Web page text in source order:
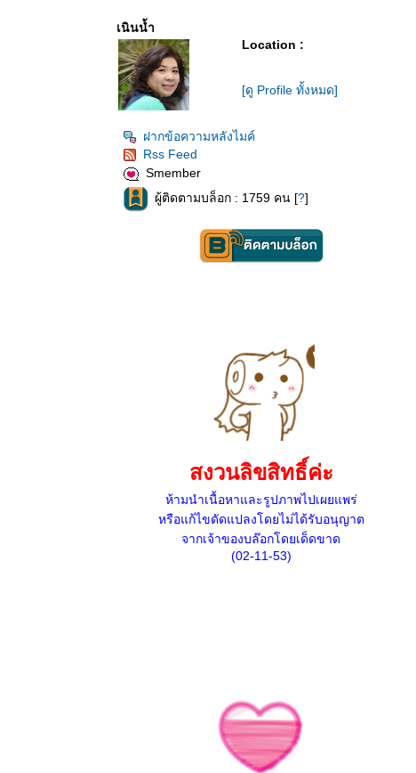
เนินน้ำ
Location :
[ดู Profile ทั้งหมด]
ฝากข้อความหลังไมค์
Rss Feed
Smember
ผู้ติดตามบล็อก : 1759 คน [?]
สงวนลิขสิทธิ์ค่ะ
ห้ามนำเนื้อหาและรูปภาพไปเผยแพร่
หรือแก้ไขดัดแปลงโดยไม่ได้รับอนุญาต
จากเจ้าของบล๊อกโดยเด็ดขาด
(02-11-53)